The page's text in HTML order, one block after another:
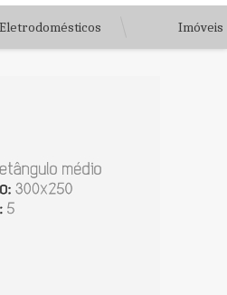
Eletrodomésticos Imóveis